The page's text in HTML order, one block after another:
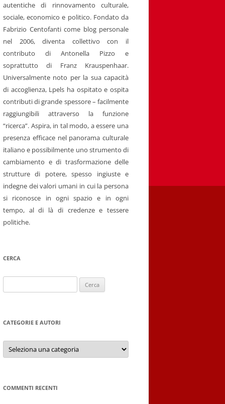
autentiche di rinnovamento culturale,
sociale, economico e politico. Fondato da
Fabrizio Centofanti come blog personale
nel 2006, diventa collettivo con il
contributo di Antonella Pizzo e
soprattutto di Franz Krauspenhaar.
Universalmente noto per la sua capacità
di accoglienza, Lpels ha ospitato e ospita
contributi di grande spessore – facilmente
raggiungibili attraverso la funzione
“ricerca”. Aspira, in tal modo, a essere una
presenza efficace nel panorama culturale
italiano e possibilmente uno strumento di
cambiamento e di trasformazione delle
strutture di potere, spesso ingiuste e
indegne dei valori umani in cui la persona
si riconosce in ogni spazio e in ogni
tempo, al di là di credenze e tessere
politiche.
CERCA
per:
CATEGORIE E AUTORI
Categorie
autori
COMMENTI RECENTI